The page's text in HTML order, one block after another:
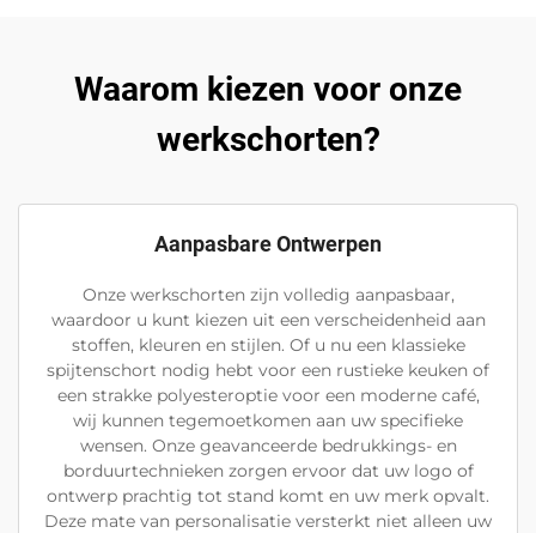
Waarom kiezen voor onze
werkschorten?
Aanpasbare Ontwerpen
Onze werkschorten zijn volledig aanpasbaar,
waardoor u kunt kiezen uit een verscheidenheid aan
stoffen, kleuren en stijlen. Of u nu een klassieke
spijtenschort nodig hebt voor een rustieke keuken of
een strakke polyesteroptie voor een moderne café,
wij kunnen tegemoetkomen aan uw specifieke
wensen. Onze geavanceerde bedrukkings- en
borduurtechnieken zorgen ervoor dat uw logo of
ontwerp prachtig tot stand komt en uw merk opvalt.
Deze mate van personalisatie versterkt niet alleen uw